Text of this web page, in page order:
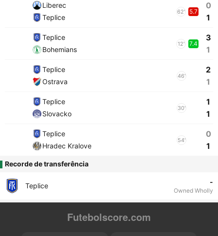
Liberec
Teplice
62' 5.7
0
1
Teplice
Bohemians
12' 7.4
3
1
Teplice
Ostrava
46'
2
1
Teplice
Slovacko
30'
1
1
Teplice
Hradec Kralove
54'
0
1
Recorde de transferência
Teplice -
Owned Wholly
Futebolscore.com